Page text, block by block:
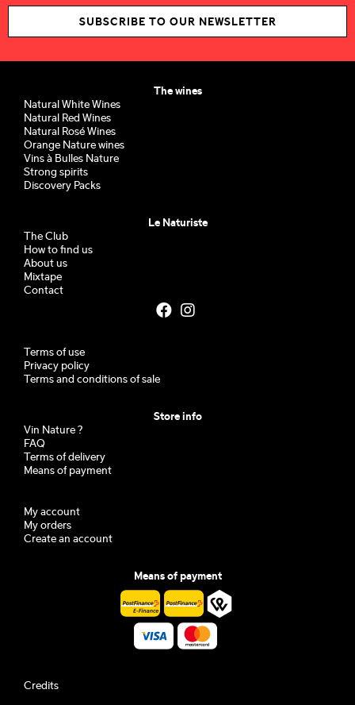
SUBSCRIBE TO OUR NEWSLETTER
The wines
Natural White Wines
Natural Red Wines
Natural Rosé Wines
Orange Nature wines
Vins à Bulles Nature
Strong spirits
Discovery Packs
Le Naturiste
The Club
How to find us
About us
Mixtape
Contact
Terms of use
Privacy policy
Terms and conditions of sale
Store info
Vin Nature ?
FAQ
Terms of delivery
Means of payment
My account
My orders
Create an account
Means of payment
Credits